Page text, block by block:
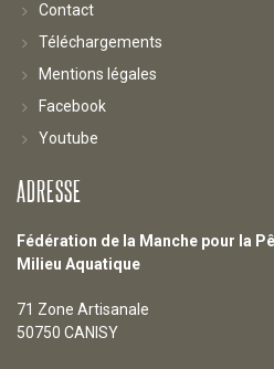
Contact
Téléchargements
Mentions légales
Facebook
Youtube
ADRESSE
Fédération de la Manche pour la
Milieu Aquatique
71 Zone Artisanale
50750 CANISY